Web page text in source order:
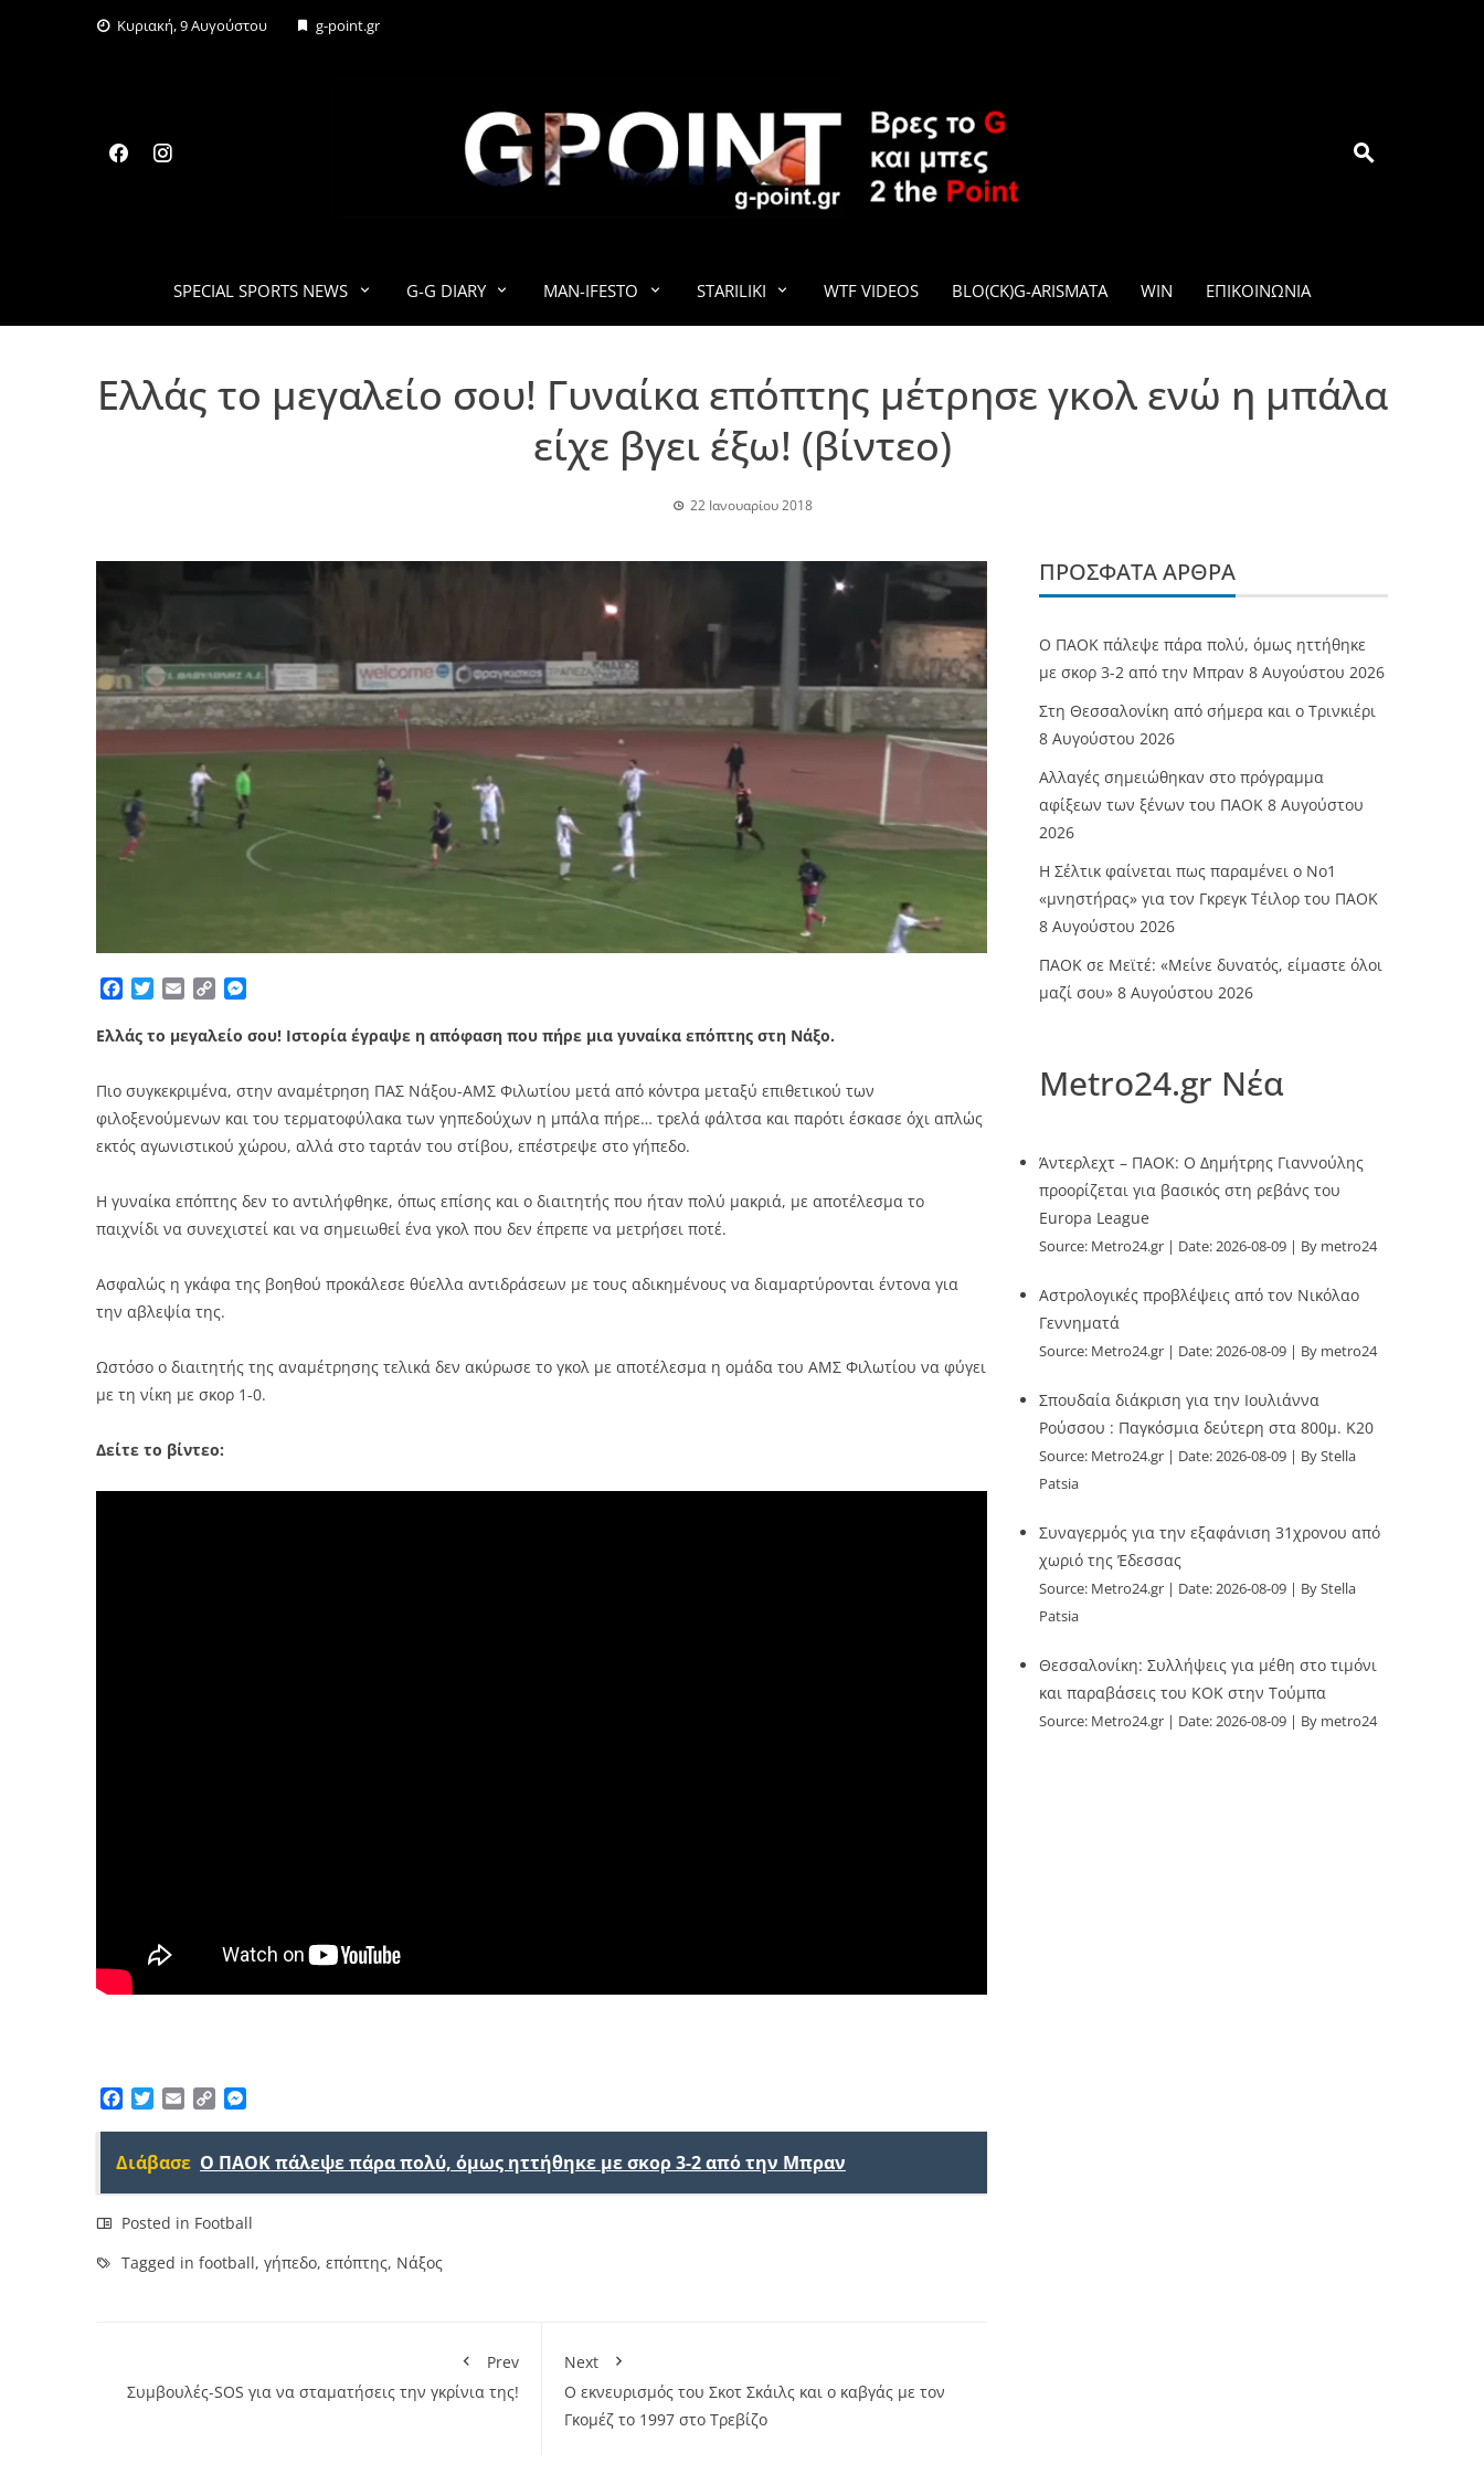
Κυριακή, 9 Αυγούστου g-point.gr
G-POINT.GR
SPECIAL SPORTS NEWS G-G DIARY MAN-IFESTO STARILIKI WTF VIDEOS BLO(CK)G-ARISMATA WIN ΕΠΙΚΟΙΝΩΝΊΑ
Ελλάς το μεγαλείο σου! Γυναίκα επόπτης μέτρησε γκολ ενώ η μπάλα
είχε βγει έξω! (βίντεο)
22 Ιανουαρίου 2018
Facebook
TwitterEmailCopy
Ελλάς το μεγαλείο σου! Ιστορία έγραψε η απόφαση που πήρε μια γυναίκα επόπτης στη Νάξο.
Πιο συγκεκριμένα, στην αναμέτρηση ΠΑΣ Νάξου-ΑΜΣ Φιλωτίου μετά από κόντρα μεταξύ επιθετικού των
φιλοξενούμενων και του τερματοφύλακα των γηπεδούχων η μπάλα πήρε… τρελά φάλτσα και παρότι έσκασε όχι απλώς
εκτός αγωνιστικού χώρου, αλλά στο ταρτάν του στίβου, επέστρεψε στο γήπεδο.
Η γυναίκα επόπτης δεν το αντιλήφθηκε, όπως επίσης και ο διαιτητής που ήταν πολύ μακριά, με αποτέλεσμα το
παιχνίδι να συνεχιστεί και να σημειωθεί ένα γκολ που δεν έπρεπε να μετρήσει ποτέ.
Ασφαλώς η γκάφα της βοηθού προκάλεσε θύελλα αντιδράσεων με τους αδικημένους να διαμαρτύρονται έντονα για
την αβλεψία της.
Ωστόσο ο διαιτητής της αναμέτρησης τελικά δεν ακύρωσε το γκολ με αποτέλεσμα η ομάδα του ΑΜΣ Φιλωτίου να φύγει
με τη νίκη με σκορ 1-0.
Δείτε το βίντεο:
Facebook
TwitterEmailCopy
Διάβασε Ο ΠΑΟΚ πάλεψε πάρα πολύ, όμως ηττήθηκε με σκορ 3-2 από την Μπραν
Posted in Football
Tagged in football, γήπεδο, επόπτης, Νάξος
Prev
Συμβουλές-SOS για να σταματήσεις την γκρίνια της!
Next
Ο εκνευρισμός του Σκοτ Σκάιλς και ο καβγάς με τον
Γκομέζ το 1997 στο Τρεβίζο
ΠΡΌΣΦΑΤΑ ΆΡΘΡΑ
Ο ΠΑΟΚ πάλεψε πάρα πολύ, όμως ηττήθηκε
με σκορ 3-2 από την Μπραν 8 Αυγούστου 2026
Στη Θεσσαλονίκη από σήμερα και ο Τρινκιέρι
8 Αυγούστου 2026
Αλλαγές σημειώθηκαν στο πρόγραμμα
αφίξεων των ξένων του ΠΑΟΚ 8 Αυγούστου
2026
Η Σέλτικ φαίνεται πως παραμένει ο Νο1
«μνηστήρας» για τον Γκρεγκ Τέιλορ του ΠΑΟΚ
8 Αυγούστου 2026
ΠΑΟΚ σε Μεϊτέ: «Μείνε δυνατός, είμαστε όλοι
μαζί σου» 8 Αυγούστου 2026
Metro24.gr Νέα
Άντερλεχτ – ΠΑΟΚ: Ο Δημήτρης Γιαννούλης
προορίζεται για βασικός στη ρεβάνς του
Europa League
Source: Metro24.gr Date: 2026-08-09 By metro24
Αστρολογικές προβλέψεις από τον Νικόλαο
Γεννηματά
Source: Metro24.gr Date: 2026-08-09 By metro24
Σπουδαία διάκριση για την Ιουλιάννα
Ρούσσου : Παγκόσμια δεύτερη στα 800μ. Κ20
Source: Metro24.gr Date: 2026-08-09
By Stella
Patsia
Συναγερμός για την εξαφάνιση 31χρονου από
χωριό της Έδεσσας
Source: Metro24.gr Date: 2026-08-09
By Stella
Patsia
Θεσσαλονίκη: Συλλήψεις για μέθη στο τιμόνι
και παραβάσεις του ΚΟΚ στην Τούμπα
Source: Metro24.gr Date: 2026-08-09 By metro24